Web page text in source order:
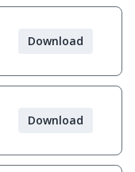
Download
Download